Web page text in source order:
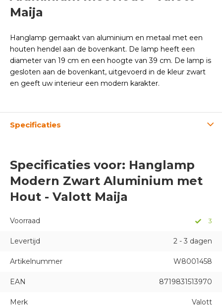
Maija
Hanglamp gemaakt van aluminium en metaal met een
houten hendel aan de bovenkant. De lamp heeft een
diameter van 19 cm en een hoogte van 39 cm. De lamp is
gesloten aan de bovenkant, uitgevoerd in de kleur zwart
en geeft uw interieur een modern karakter.
Specificaties
Specificaties voor: Hanglamp
Modern Zwart Aluminium met
Hout - Valott Maija
Voorraad 3
Levertijd 2 - 3 dagen
Artikelnummer W8001458
EAN 8719831513970
Merk Valott